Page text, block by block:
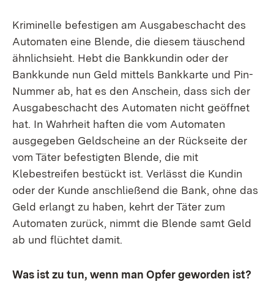
Kriminelle befestigen am Ausgabeschacht des
Automaten eine Blende, die diesem täuschend
ähnlichsieht. Hebt die Bankkundin oder der
Bankkunde nun Geld mittels Bankkarte und Pin-
Nummer ab, hat es den Anschein, dass sich der
Ausgabeschacht des Automaten nicht geöffnet
hat. In Wahrheit haften die vom Automaten
ausgegeben Geldscheine an der Rückseite der
vom Täter befestigten Blende, die mit
Klebestreifen bestückt ist. Verlässt die Kundin
oder der Kunde anschließend die Bank, ohne das
Geld erlangt zu haben, kehrt der Täter zum
Automaten zurück, nimmt die Blende samt Geld
ab und flüchtet damit.
Was ist zu tun, wenn man Opfer geworden ist?